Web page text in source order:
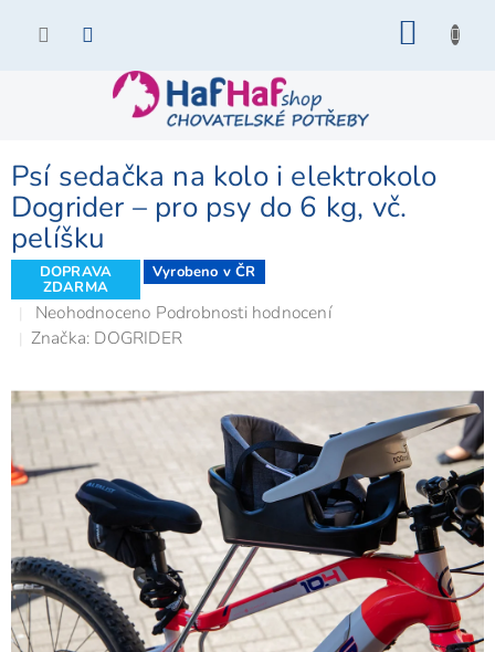
Psí sedačka na kolo i elektrokolo
Dogrider – pro psy do 6 kg, vč.
pelíšku
DOPRAVA
ZDARMA
Vyrobeno v ČR
Průměrné
hodnocení
je
0,0
5
hvězdiček.
Neohodnoceno Podrobnosti hodnocení
Značka: DOGRIDER